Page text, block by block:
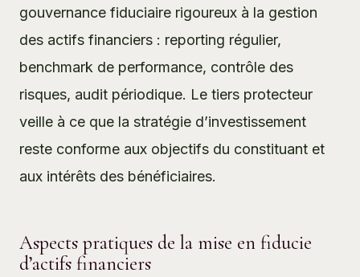
gouvernance fiduciaire rigoureux à la gestion
des actifs financiers : reporting régulier,
benchmark de performance, contrôle des
risques, audit périodique. Le tiers protecteur
veille à ce que la stratégie d’investissement
reste conforme aux objectifs du constituant et
aux intérêts des bénéficiaires.
Aspects pratiques de la mise en fiducie
d’actifs financiers